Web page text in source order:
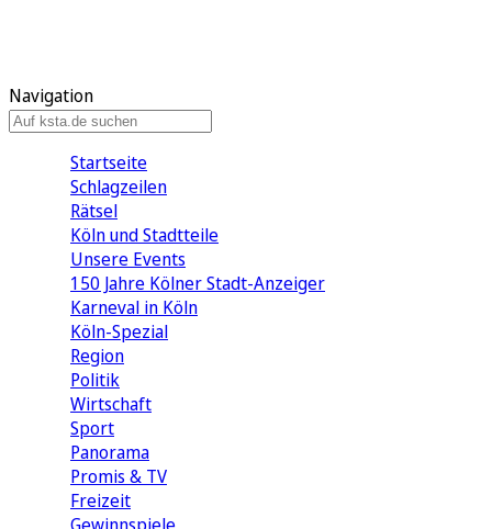
Navigation
Startseite
Schlagzeilen
Rätsel
Köln und Stadtteile
Unsere Events
150 Jahre Kölner Stadt-Anzeiger
Karneval in Köln
Köln-Spezial
Region
Politik
Wirtschaft
Sport
Panorama
Promis & TV
Freizeit